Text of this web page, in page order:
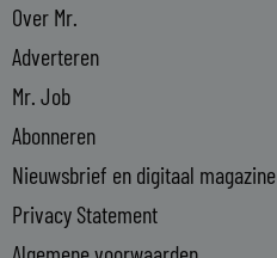
Over Mr.
Adverteren
Mr. Job
Abonneren
Nieuwsbrief en digitaal magazine
Privacy Statement